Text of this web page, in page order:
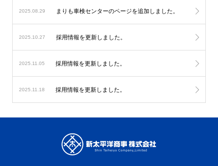
2025.08.29 まりも車検センターのページを追加しました。
2025.10.27 採用情報を更新しました。
2025.11.05 採用情報を更新しました。
2025.11.18 採用情報を更新しました。